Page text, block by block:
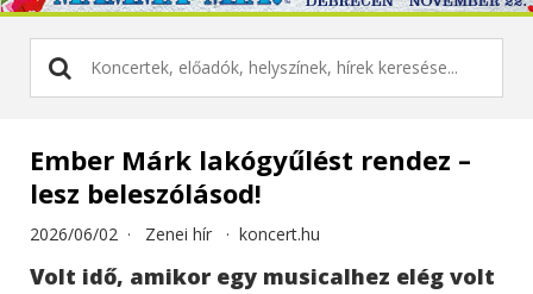
Ember Márk lakógyűlést rendez –
lesz beleszólásod!
2026/06/02 · Zenei hír · koncert.hu
Volt idő, amikor egy musicalhez elég volt